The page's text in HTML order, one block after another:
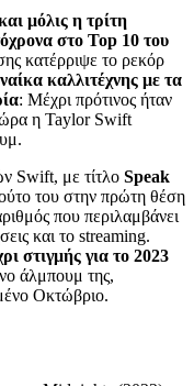
μόλις η τρίτη
στο Top 10 του
κατέρριψε το ρεκόρ
καλλιτέχνης με τα
: Μέχρι πρότινος ήταν
η Taylor Swift
Swift, με τίτλο Speak
του στην πρώτη θέση
που περιλαμβάνει
και το streaming.
στιγμής για το 2023
άλμπουμ της,
Οκτώβριο.